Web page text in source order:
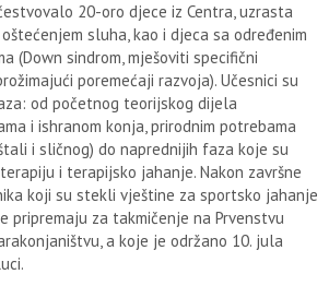
20-oro djece iz Centra, uzrasta
sluha, kao i djeca sa određenim
(Down sindrom, mješoviti specifični
poremećaji razvoja). Učesnici su
od početnog teorijskog dijela
i ishranom konja, prirodnim potrebama
i sličnog) do naprednijih faza koje su
i terapijsko jahanje. Nakon završne
koji su stekli vještine za sportsko jahanje
pripremaju za takmičenje na Prvenstvu
a koje je održano 10. jula